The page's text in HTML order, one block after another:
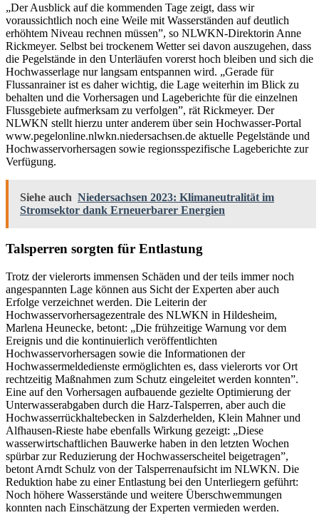
„Der Ausblick auf die kommenden Tage zeigt, dass wir
voraussichtlich noch eine Weile mit Wasserständen auf deutlich
erhöhtem Niveau rechnen müssen”, so NLWKN-Direktorin Anne
Rickmeyer. Selbst bei trockenem Wetter sei davon auszugehen, dass
die Pegelstände in den Unterläufen vorerst hoch bleiben und sich die
Hochwasserlage nur langsam entspannen wird. „Gerade für
Flussanrainer ist es daher wichtig, die Lage weiterhin im Blick zu
behalten und die Vorhersagen und Lageberichte für die einzelnen
Flussgebiete aufmerksam zu verfolgen”, rät Rickmeyer. Der
NLWKN stellt hierzu unter anderem über sein Hochwasser-Portal
www.pegelonline.nlwkn.niedersachsen.de aktuelle Pegelstände und
Hochwasservorhersagen sowie regionsspezifische Lageberichte zur
Verfügung.
Siehe auch Niedersachsen 2023: Klimaneutralität im
Stromsektor dank Erneuerbarer Energien
Talsperren sorgten für Entlastung
Trotz der vielerorts immensen Schäden und der teils immer noch
angespannten Lage können aus Sicht der Experten aber auch
Erfolge verzeichnet werden. Die Leiterin der
Hochwasservorhersagezentrale des NLWKN in Hildesheim,
Marlena Heunecke, betont: „Die frühzeitige Warnung vor dem
Ereignis und die kontinuierlich veröffentlichten
Hochwasservorhersagen sowie die Informationen der
Hochwassermeldedienste ermöglichten es, dass vielerorts vor Ort
rechtzeitig Maßnahmen zum Schutz eingeleitet werden konnten”.
Eine auf den Vorhersagen aufbauende gezielte Optimierung der
Unterwasserabgaben durch die Harz-Talsperren, aber auch die
Hochwasserrückhaltebecken in Salzderhelden, Klein Mahner und
Alfhausen-Rieste habe ebenfalls Wirkung gezeigt: „Diese
wasserwirtschaftlichen Bauwerke haben in den letzten Wochen
spürbar zur Reduzierung der Hochwasserscheitel beigetragen”,
betont Arndt Schulz von der Talsperrenaufsicht im NLWKN. Die
Reduktion habe zu einer Entlastung bei den Unterliegern geführt:
Noch höhere Wasserstände und weitere Überschwemmungen
konnten nach Einschätzung der Experten vermieden werden.